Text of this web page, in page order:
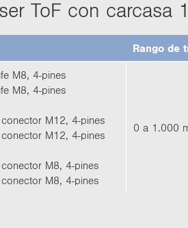
ToF con car­ca­sa
Rango de
M8, 4-​pines
M8, 4-​pines
M12, 4-​pines
M12, 4-​pines
M8, 4-​pines
M8, 4-​pines
0 a 1.000